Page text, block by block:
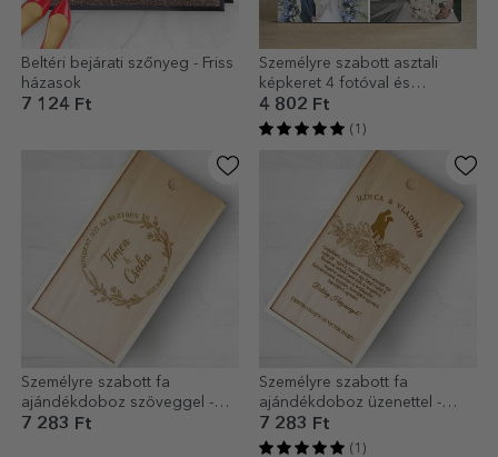
Beltéri bejárati szőnyeg - Friss
házasok
7 124 Ft
Személyre szabott asztali
képkeret 4 fotóval és
szöveggel - Stone House
4 802 Ft
(1)
Személyre szabott fa
ajándékdoboz szöveggel -
Szeretettel
7 283 Ft
Személyre szabott fa
ajándékdoboz üzenettel -
Esküvői ajándék
7 283 Ft
(1)